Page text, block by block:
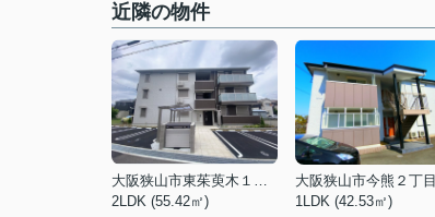
近隣の物件
大阪狭山市東茱萸木１丁目
2LDK (55.42㎡)
大阪狭山市今熊２丁目
1LDK (42.53㎡)